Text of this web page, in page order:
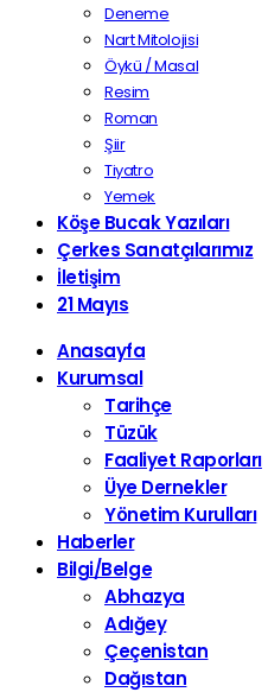
Deneme
Nart Mitolojisi
Öykü / Masal
Resim
Roman
Şiir
Tiyatro
Yemek
Köşe Bucak Yazıları
Çerkes Sanatçılarımız
İletişim
21 Mayıs
Anasayfa
Kurumsal
Tarihçe
Tüzük
Faaliyet Raporları
Üye Dernekler
Yönetim Kurulları
Haberler
Bilgi/Belge
Abhazya
Adığey
Çeçenistan
Dağıstan